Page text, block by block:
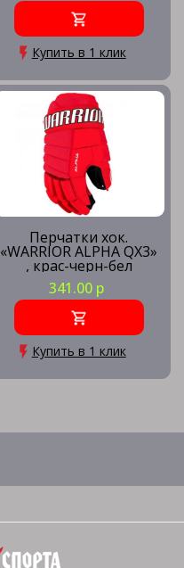
Купить в 1 клик
Перчатки хок.
«WARRIOR ALPHA QX3»
, крас-черн-бел
341.00 р
Купить в 1 клик